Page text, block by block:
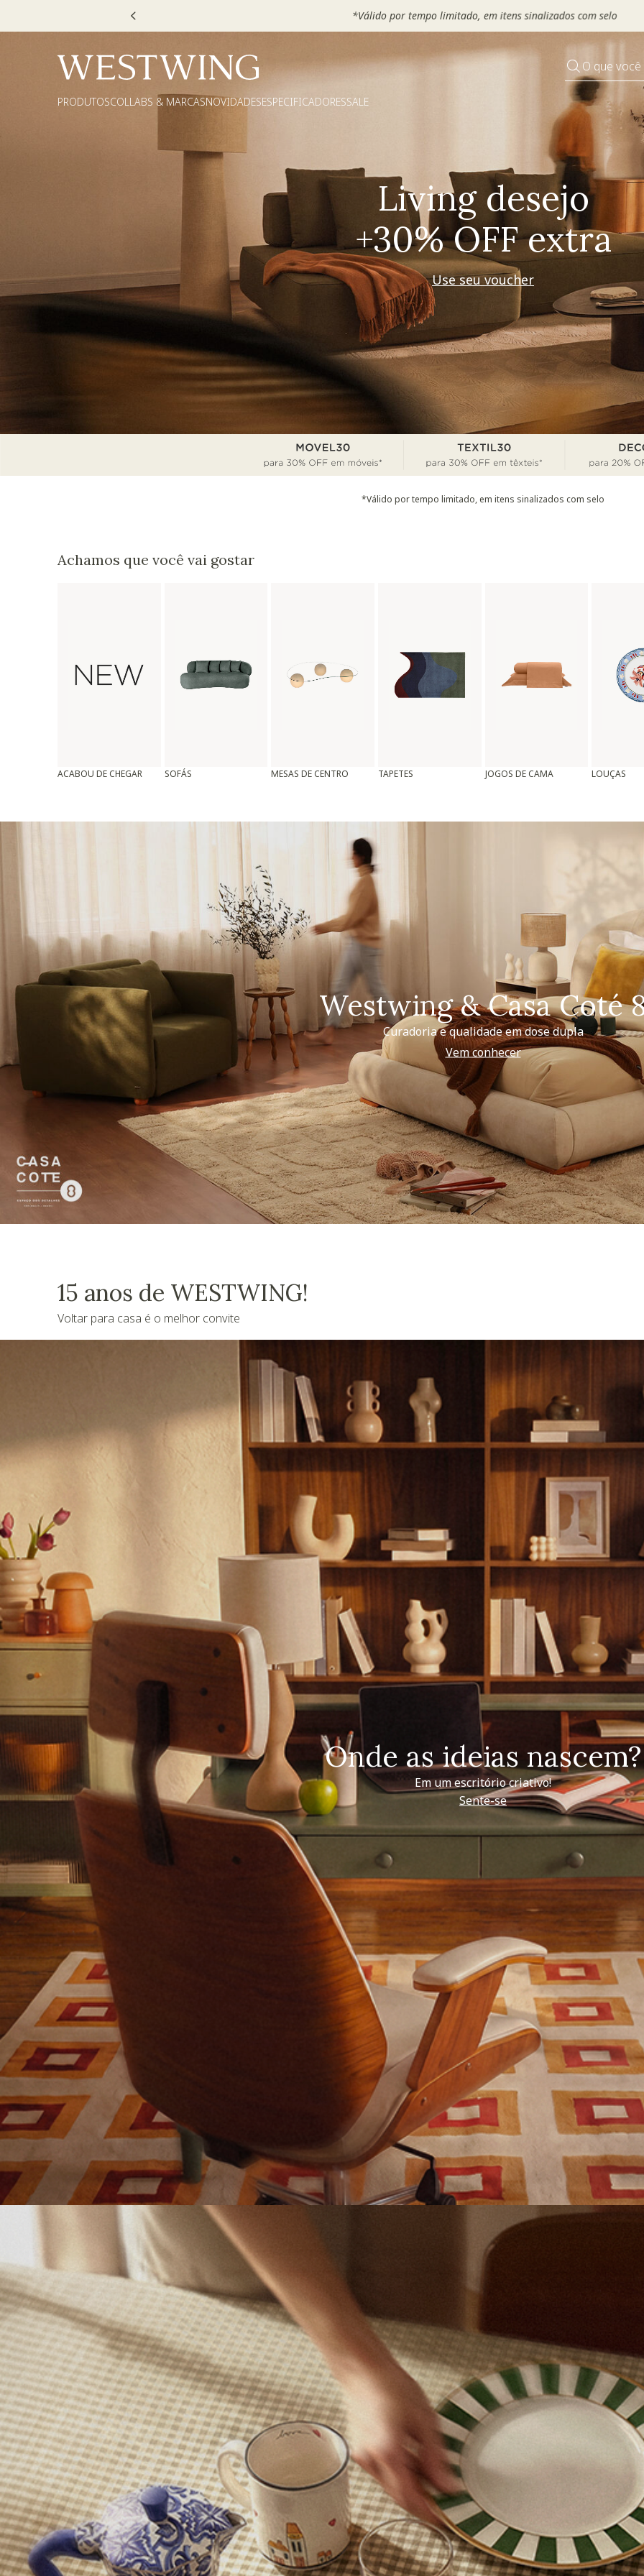
Escolha seu VOUCHER e ganhe até 30% OFF*: useMOVEL30, TEXTIL30 OU
O que
PRODUTOSCOLLABS & MARCASNOVIDADESESPECIFICADORESSALE
Pequenos rituais
Grandes mudanças
Decorar
*Válido por tempo limitado, em itens sinalizados com selo
Achamos que você vai gostar
ACABOU DE CHEGAR SOFÁS MESAS DE CENTRO TAPETES JOGOS DE CAMA LOUÇAS
Westwing & Casa Coté
Curadoria e qualidade em dose dupla
Vem conhecer
15 anos de WESTWING!
Voltar para casa é o melhor convite
Onde as ideias nascem?
Em um escritório criativo!
Sente-se